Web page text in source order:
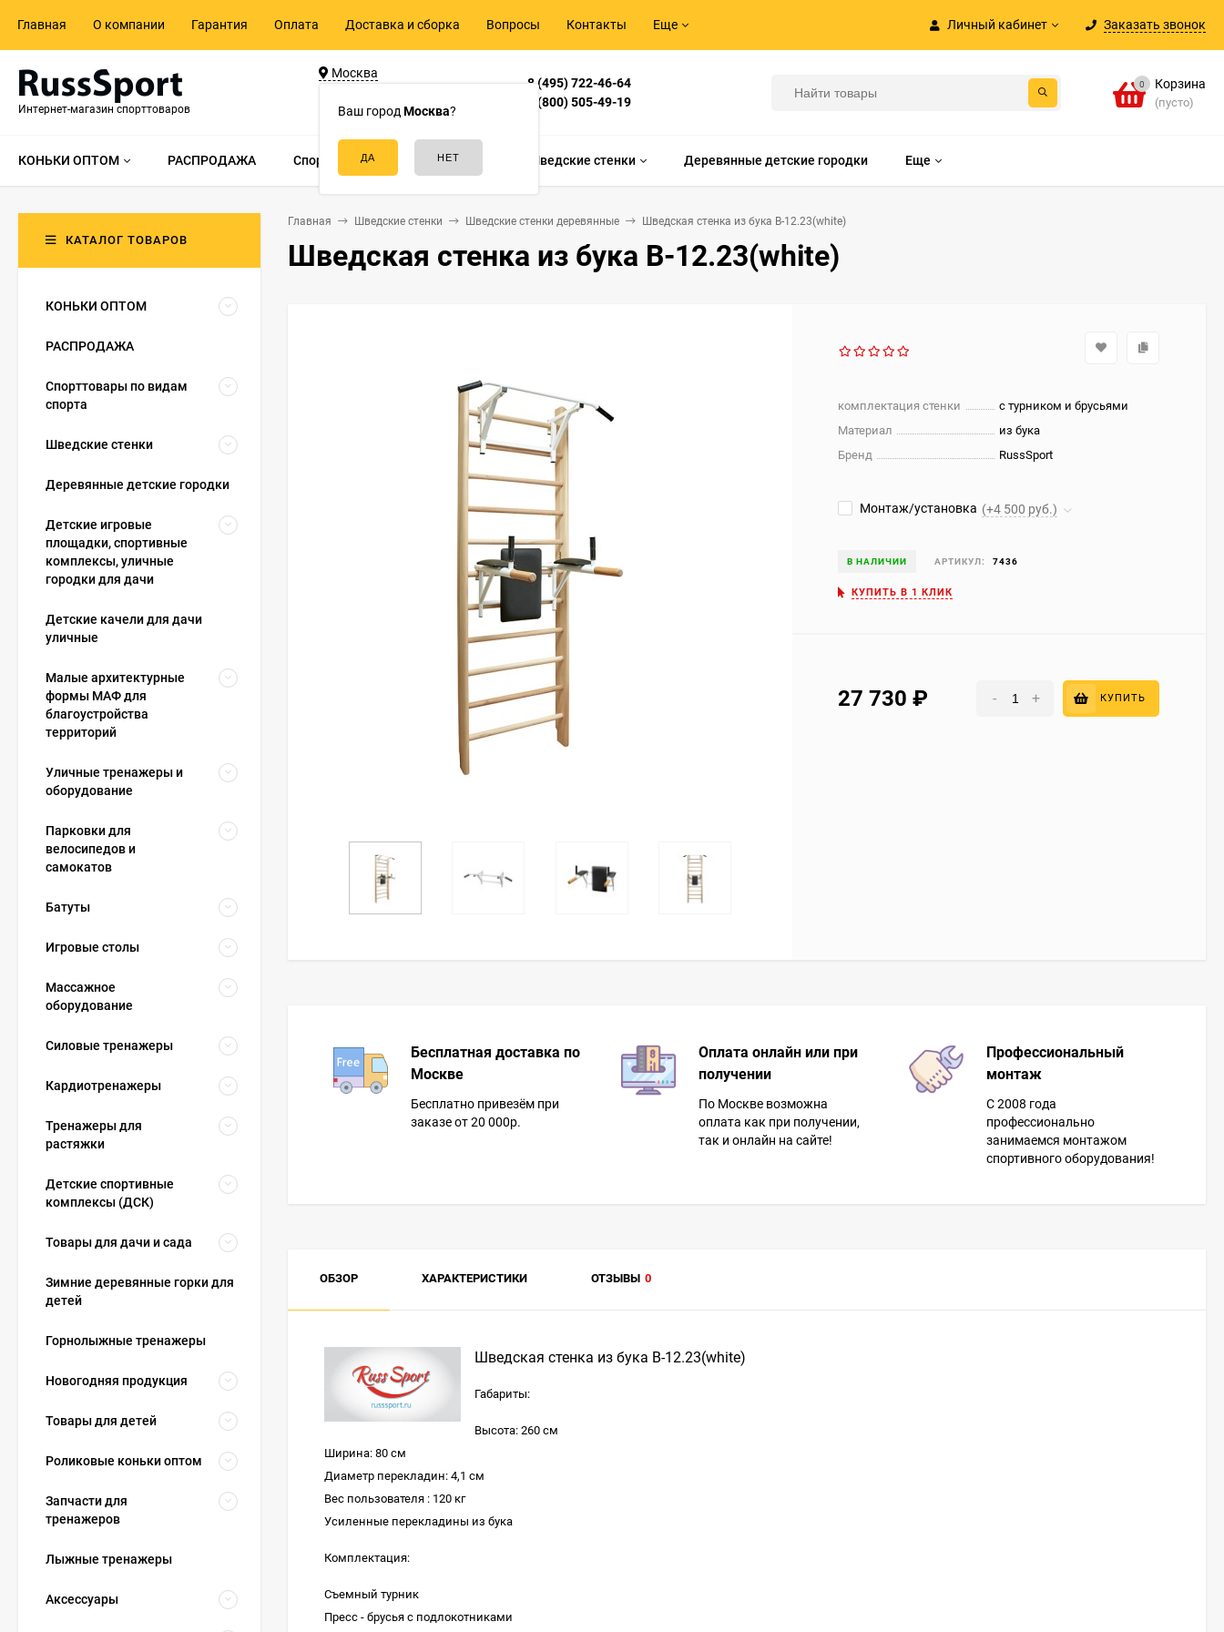
Личный кабинет Заказать звонок
Главная О компании Гарантия Оплата Доставка и сборка Вопросы Контакты Еще
Интернет-магазин спорттоваров
Москва
Ваш город Москва?
д.55, стр.1
8 (495) 722-46-64
8 (800) 505-49-19
0 Корзина
(пусто)
КОНЬКИ ОПТОМ РАСПРОДАЖА Спорттовары по видам спорта Шведские стенки Деревянные детские городки Еще
Главная Шведские стенки Шведские стенки деревянные Шведская стенка из бука B-12.23(white)
Шведская стенка из бука B-12.23(white)
комплектация стенки
с турником и брусьями
Материал
из бука
Бренд
RussSport
Монтаж/установка (+4 500 руб.)
В НАЛИЧИИ АРТИКУЛ: 7436
КУПИТЬ В 1 КЛИК
27 730 - + КУПИТЬ
Бесплатная доставка по
Москве
Бесплатно привезём при
заказе от 20 000р.
Оплата онлайн или при
получении
По Москве возможна
оплата как при получении,
так и онлайн на сайте!
Профессиональный
монтаж
С 2008 года
профессионально
занимаемся монтажом
спортивного оборудования!
ОБЗОР ХАРАКТЕРИСТИКИ ОТЗЫВЫ 0
Шведская стенка из бука B-12.23(white)
Габариты:
Высота: 260 см
Ширина: 80 см
Диаметр перекладин: 4,1 см
Вес пользователя : 120 кг
Усиленные перекладины из бука
Комплектация:
Съемный турник
Пресс - брусья с подлокотниками
КАТАЛОГ ТОВАРОВ
КОНЬКИ ОПТОМ
РАСПРОДАЖА
Спорттовары по видам
спорта
Шведские стенки
Деревянные детские городки
Детские игровые
площадки, спортивные
комплексы, уличные
городки для дачи
Детские качели для дачи
уличные
Малые архитектурные
формы МАФ для
благоустройства
территорий
Уличные тренажеры и
оборудование
Парковки для
велосипедов и
самокатов
Батуты
Игровые столы
Массажное
оборудование
Силовые тренажеры
Кардиотренажеры
Тренажеры для
растяжки
Детские спортивные
комплексы (ДСК)
Товары для дачи и сада
Зимние деревянные горки для
детей
Горнолыжные тренажеры
Новогодняя продукция
Товары для детей
Роликовые коньки оптом
Запчасти для
тренажеров
Лыжные тренажеры
Аксессуары